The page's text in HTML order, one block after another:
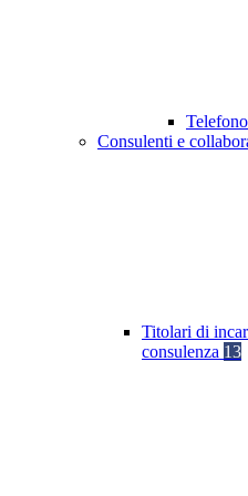
Consulenti e
Titolari di
consulenza 13